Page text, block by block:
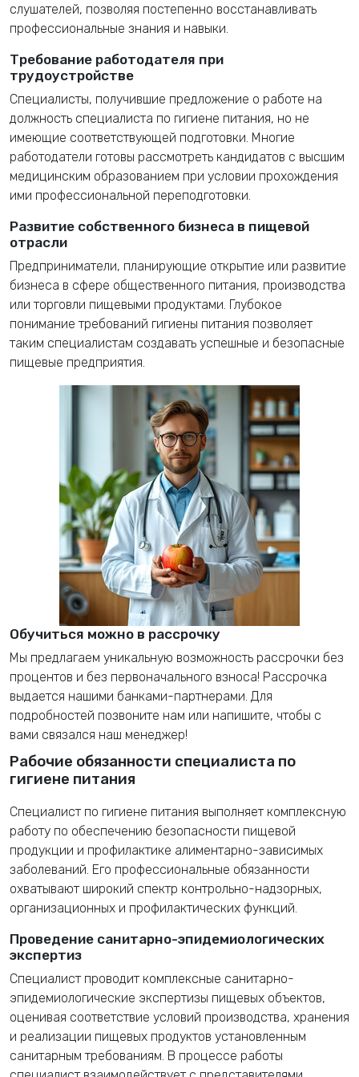
слушателей, позволяя постепенно восстанавливать
профессиональные знания и навыки.
Требование работодателя при
трудоустройстве
Специалисты, получившие предложение о работе на
должность специалиста по гигиене питания, но не
имеющие соответствующей подготовки. Многие
работодатели готовы рассмотреть кандидатов с высшим
медицинским образованием при условии прохождения
ими профессиональной переподготовки.
Развитие собственного бизнеса в пищевой
отрасли
Предприниматели, планирующие открытие или развитие
бизнеса в сфере общественного питания, производства
или торговли пищевыми продуктами. Глубокое
понимание требований гигиены питания позволяет
таким специалистам создавать успешные и безопасные
пищевые предприятия.
Обучиться можно в рассрочку
Мы предлагаем уникальную возможность рассрочки без
процентов и без первоначального взноса! Рассрочка
выдается нашими банками-партнерами. Для
подробностей позвоните нам или напишите, чтобы с
вами связался наш менеджер!
Рабочие обязанности специалиста по
гигиене питания
Специалист по гигиене питания выполняет комплексную
работу по обеспечению безопасности пищевой
продукции и профилактике алиментарно-зависимых
заболеваний. Его профессиональные обязанности
охватывают широкий спектр контрольно-надзорных,
организационных и профилактических функций.
Проведение санитарно-эпидемиологических
экспертиз
Специалист проводит комплексные санитарно-
эпидемиологические экспертизы пищевых объектов,
оценивая соответствие условий производства, хранения
и реализации пищевых продуктов установленным
санитарным требованиям. В процессе работы